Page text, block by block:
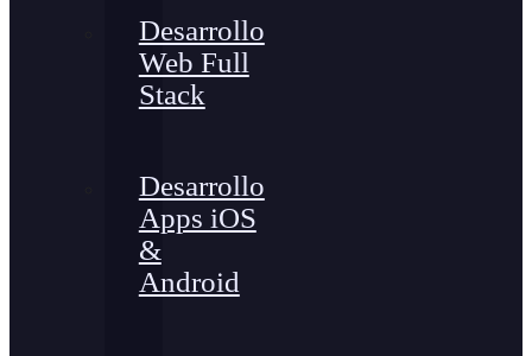
Desarrollo
Web Full
Stack
Desarrollo
Apps iOS
&
Android